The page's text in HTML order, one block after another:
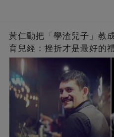
黃仁勳把「學渣兒子」教
育兒經：挫折才是最好的